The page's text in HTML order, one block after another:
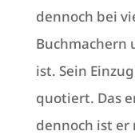
dennoch bei
Buchmachern
ist. Sein
quotiert. Das
dennoch ist